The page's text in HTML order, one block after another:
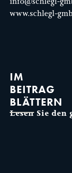
www.schlegl-
IM
BEITRAG
BLÄTTERN
Lesen Sie